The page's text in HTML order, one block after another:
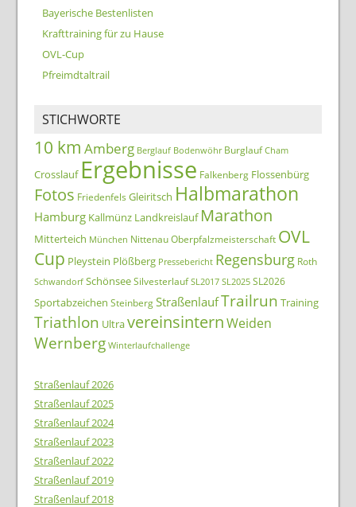
Bayerische Bestenlisten
Krafttraining für zu Hause
OVL-Cup
Pfreimdtaltrail
STICHWORTE
10 km Amberg Berglauf Bodenwöhr Burglauf Cham
Crosslauf Ergebnisse Falkenberg Flossenbürg
Fotos Friedenfels Gleiritsch Halbmarathon
Hamburg Kallmünz Landkreislauf Marathon
Mitterteich München Nittenau Oberpfalzmeisterschaft OVL
Cup Pleystein Plößberg Pressebericht Regensburg Roth
Schwandorf Schönsee Silvesterlauf SL2017 SL2025 SL2026
Sportabzeichen Steinberg StraßenlaufTrailrun Training
Triathlon UltravereinsinternWeiden
Wernberg Winterlaufchallenge
Straßenlauf 2026
Straßenlauf 2025
Straßenlauf 2024
Straßenlauf 2023
Straßenlauf 2022
Straßenlauf 2019
Straßenlauf 2018